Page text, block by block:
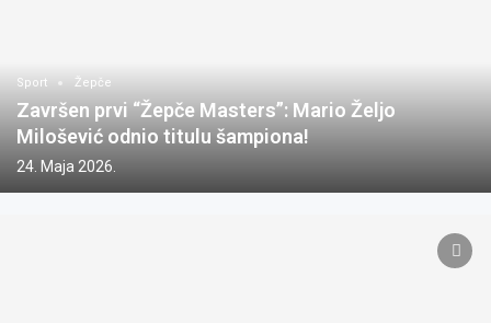
Sport Žepče
Završen prvi “Žepče Masters”: Mario Željo
Milošević odnio titulu šampiona!
24. Maja 2026.